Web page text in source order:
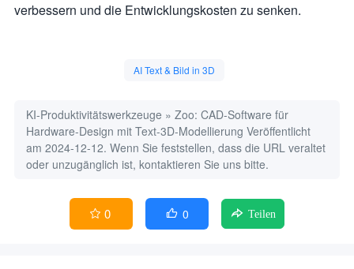
verbessern und die Entwicklungskosten zu senken.
AI Text & Bild in 3D
KI-Produktivitätswerkzeuge » Zoo: CAD-Software für
Hardware-Design mit Text-3D-Modellierung Veröffentlicht
am 2024-12-12. Wenn Sie feststellen, dass die URL veraltet
oder unzugänglich ist, kontaktieren Sie uns bitte.
 0  0 Teilen